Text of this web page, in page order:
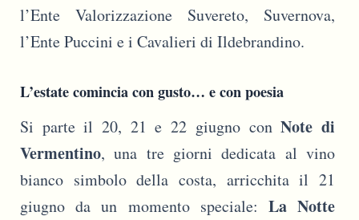
l’Ente Valorizzazione Suvereto, Suvernova,
l’Ente Puccini e i Cavalieri di Ildebrandino.
L’estate comincia con gusto… e con poesia
Si parte il 20, 21 e 22 giugno conNote di
Vermentino, una tre giorni dedicata al vino
bianco simbolo della costa, arricchita il 21
giugno da un momento speciale: La Notte